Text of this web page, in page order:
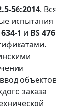
56:2014. Вся
испытания
1 и BS 476
объектов
заказа